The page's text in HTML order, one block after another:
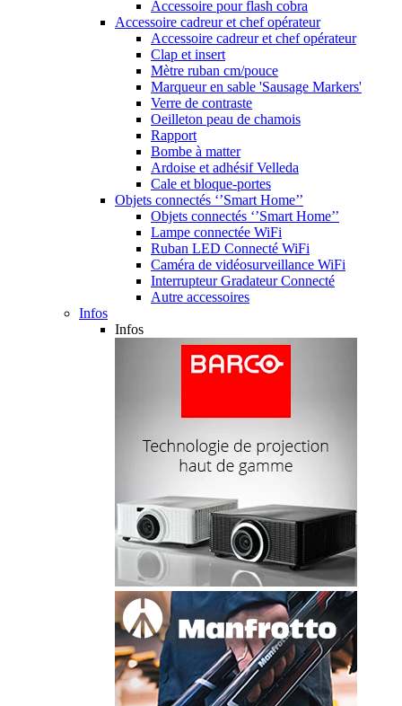
Accessoire pour flash cobra
Accessoire cadreur et chef opérateur
Accessoire cadreur et chef opérateur
Clap et insert
Mètre ruban cm/pouce
Marqueur en sable 'Sausage Markers'
Verre de contraste
Oeilleton peau de chamois
Rapport
Bombe à matter
Ardoise et adhésif Velleda
Cale et bloque-portes
Objets connectés ‘’Smart Home’’
Objets connectés ‘’Smart Home’’
Lampe connectée WiFi
Ruban LED Connecté WiFi
Caméra de vidéosurveillance WiFi
Interrupteur Gradateur Connecté
Autre accessoires
Infos
Infos